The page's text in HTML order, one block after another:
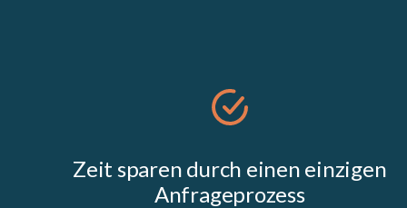
Zeit sparen durch einen einzigen
Anfrageprozess